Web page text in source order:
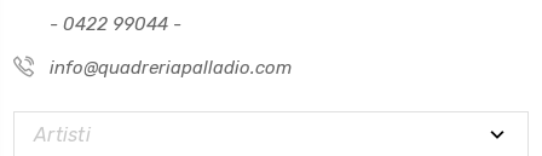
- 0422 99044 -
info@quadreriapalladio.com
Artisti